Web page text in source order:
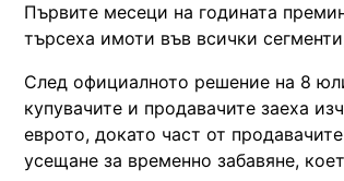
Първите месеци на годината
търсеха имоти във всички
След официалното решение на 8
купувачите и продавачите заеха
еврото, докато част от
усещане за временно забавяне,